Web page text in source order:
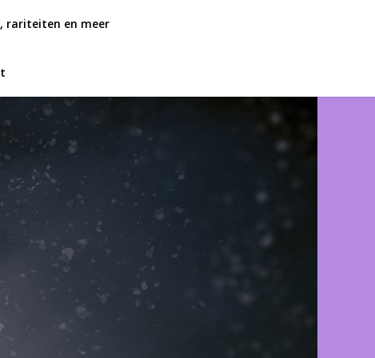
rariteiten en meer